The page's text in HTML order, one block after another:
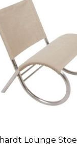
Lounge Stoel